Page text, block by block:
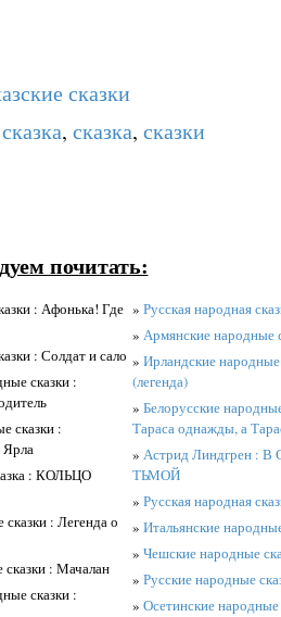
сказки
, сказка, сказки
почитать:
: Афонька! Где
: Солдат и сало
сказки :
сказки :
Ярла
: КОЛЬЦО
: Легенда о
: Мачалан
сказки :
» Русская народная
» Армянские народные
» Ирландские
(легенда)
» Белорусские
Тараса однажды, а
» Астрид Линдгрен
ТЬМОЙ
» Русская народная
» Итальянские
» Чешские народные
» Русские народные
» Осетинские